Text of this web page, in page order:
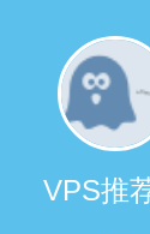
VPS推